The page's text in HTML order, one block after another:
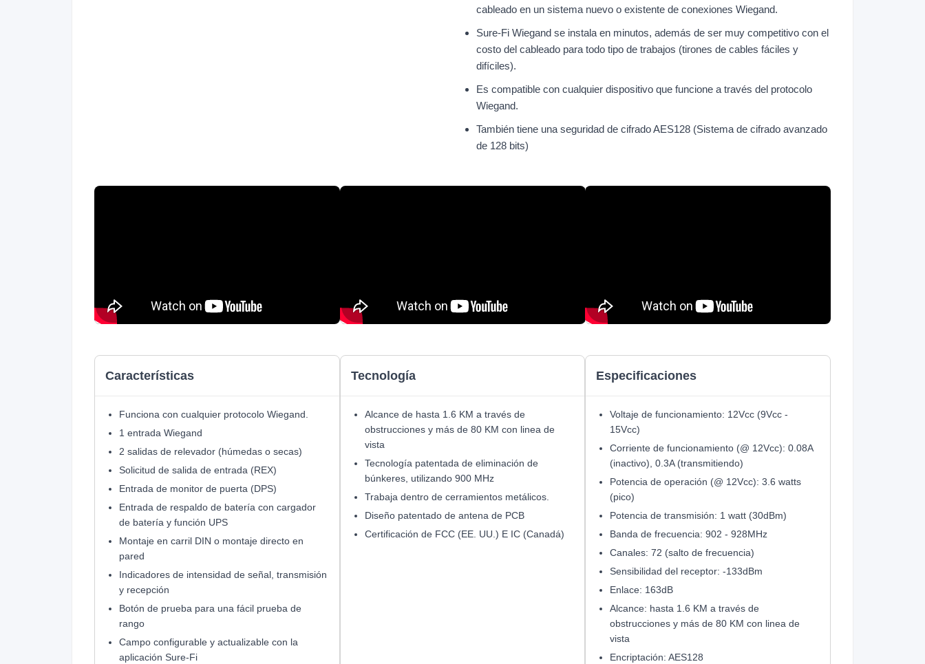
cableado en un sistema nuevo o existente de conexiones Wiegand.
Sure-Fi Wiegand se instala en minutos, además de ser muy competitivo con el
costo del cableado para todo tipo de trabajos (tirones de cables fáciles y
difíciles).
Es compatible con cualquier dispositivo que funcione a través del protocolo
Wiegand.
También tiene una seguridad de cifrado AES128 (Sistema de cifrado avanzado
de 128 bits)
Características
Funciona con cualquier protocolo Wiegand.
1 entrada Wiegand
2 salidas de relevador (húmedas o secas)
Solicitud de salida de entrada (REX)
Entrada de monitor de puerta (DPS)
Entrada de respaldo de batería con cargador
de batería y función UPS
Montaje en carril DIN o montaje directo en
pared
Indicadores de intensidad de señal, transmisión
y recepción
Botón de prueba para una fácil prueba de
rango
Campo configurable y actualizable con la
aplicación Sure-Fi
Tecnología
Alcance de hasta 1.6 KM a través de
obstrucciones y más de 80 KM con linea de
vista
Tecnología patentada de eliminación de
búnkeres, utilizando 900 MHz
Trabaja dentro de cerramientos metálicos.
Diseño patentado de antena de PCB
Certificación de FCC (EE. UU.) E IC (Canadá)
Especificaciones
Voltaje de funcionamiento: 12Vcc (9Vcc -
15Vcc)
Corriente de funcionamiento (@ 12Vcc): 0.08A
(inactivo), 0.3A (transmitiendo)
Potencia de operación (@ 12Vcc): 3.6 watts
(pico)
Potencia de transmisión: 1 watt (30dBm)
Banda de frecuencia: 902 - 928MHz
Canales: 72 (salto de frecuencia)
Sensibilidad del receptor: -133dBm
Enlace: 163dB
Alcance: hasta 1.6 KM a través de
obstrucciones y más de 80 KM con linea de
vista
Encriptación: AES128